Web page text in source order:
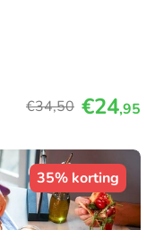
€34,50 €24,95
35% korting